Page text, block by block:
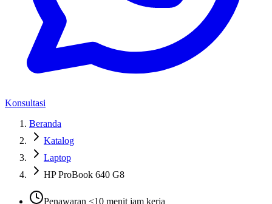
Konsultasi
Beranda
Katalog
Laptop
HP ProBook 640 G8
Penawaran <10 menit jam kerja